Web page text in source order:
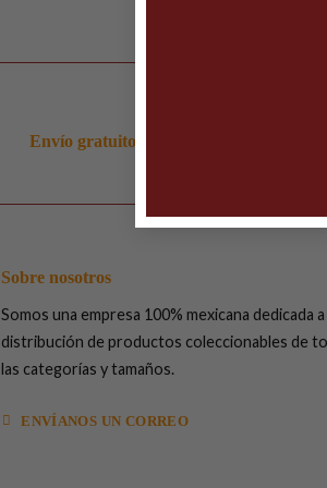
Envío gratuito en ordenes arriba de $999
Sobre nosotros
Somos una empresa 100% mexicana dedicada a
distribución de productos coleccionables de
las categorías y tamaños.
ENVÍANOS UN CORREO